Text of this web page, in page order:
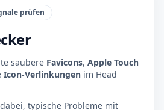
prüfen
saubere Favicons, Apple Touch
Icon-Verlinkungen im Head
typische Probleme mit